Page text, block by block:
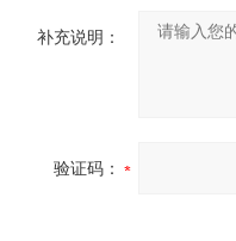
补充说明：
验证码：